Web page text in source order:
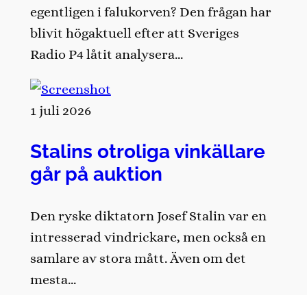
egentligen i falukorven? Den frågan har
blivit högaktuell efter att Sveriges
Radio P4 låtit analysera…
1 juli 2026
Stalins otroliga vinkällare
går på auktion
Den ryske diktatorn Josef Stalin var en
intresserad vindrickare, men också en
samlare av stora mått. Även om det
mesta…